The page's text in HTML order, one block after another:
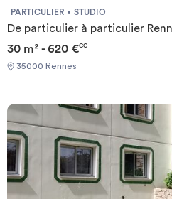
PARTICULIER STUDIO
De particulier à particulier
30 m² - 620 €CC
35000 Rennes